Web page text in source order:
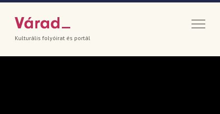
Kulturális folyóirat és portál